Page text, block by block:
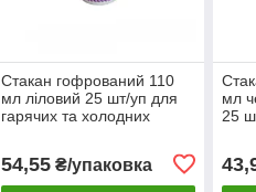
Стакан гофрований 110
мл ліловий 25 шт/уп для
гарячих та холодних
54,55₴/упаковка
мл
25